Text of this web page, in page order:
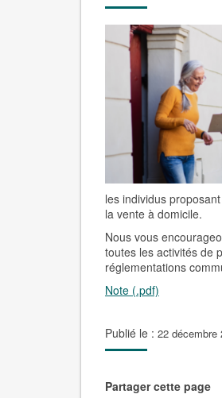
les individus
la vente à domicile.
Nous vous
toutes les activités de
réglementations
Note (.pdf)
Publié le : 22 décembre
Partager cette page